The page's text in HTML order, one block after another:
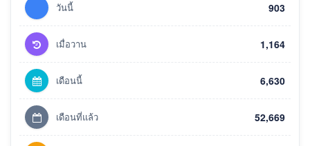
วันนี้ 903
เมื่อวาน 1,164
เดือนนี้ 6,630
เดือนที่แล้ว 52,669